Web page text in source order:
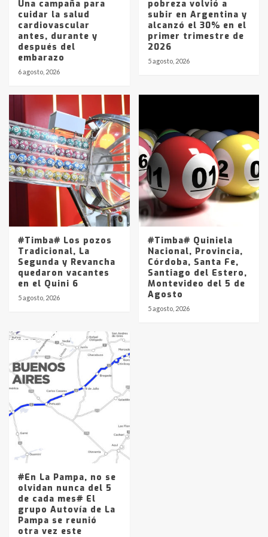
Una campaña para
cuidar la salud
cardiovascular
antes, durante y
después del
embarazo
6 agosto, 2026
pobreza volvió a
subir en Argentina y
alcanzó el 30% en el
primer trimestre de
2026
5 agosto, 2026
#Timba# Los pozos
Tradicional, La
Segunda y Revancha
quedaron vacantes
en el Quini 6
5 agosto, 2026
#Timba# Quiniela
Nacional, Provincia,
Córdoba, Santa Fe,
Santiago del Estero,
Montevideo del 5 de
Agosto
5 agosto, 2026
#En La Pampa, no se
olvidan nunca del 5
de cada mes# El
grupo Autovía de La
Pampa se reunió
otra vez este